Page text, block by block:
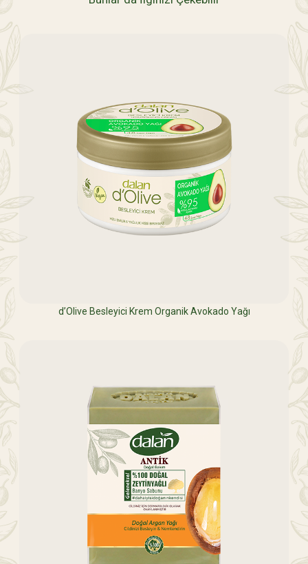
d’Olive Besleyici Krem Organik Avokado Yağı